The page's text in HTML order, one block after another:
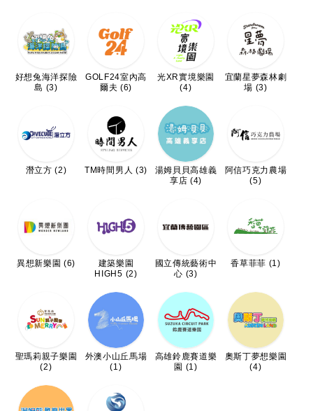
好想兔海洋探險
島 (3)
GOLF24室內高
爾夫 (6)
光XR實境樂園
(4)
宜蘭星夢森林劇
場 (3)
潛立方 (2) TM時間男人 (3)
湯姆貝貝高雄義
享店 (4)
阿信巧克力農場
(5)
異想新樂園 (6)
建築樂園
HIGH5 (2)
國立傳統藝術中
心 (3)
香草菲菲 (1)
聖瑪莉親子樂園
(2)
外澳小山丘馬場
(1)
高雄鈴鹿賽道樂
園 (1)
奧斯丁夢想樂園
(4)